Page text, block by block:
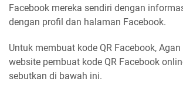
Facebook mereka sendiri dengan
dengan profil dan halaman Facebook.
Untuk membuat kode QR Facebook,
website pembuat kode QR Facebook
sebutkan di bawah ini.